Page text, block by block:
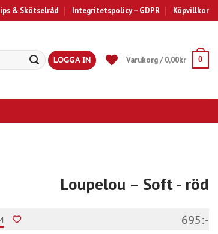
& Skötselråd Integritetspolicy – GDPR Köpvillkor
LOGGA IN Varukorg /0,00kr 0
Loupelou – Soft- röd
695:-